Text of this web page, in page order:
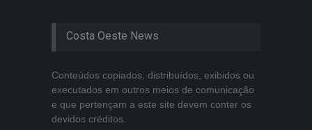
Costa Oeste News
Conteúdos copiados, distribuídos, exibidos ou
executados em outros meios de comunicação
e que pertençam a este site devem conter os
devidos créditos.